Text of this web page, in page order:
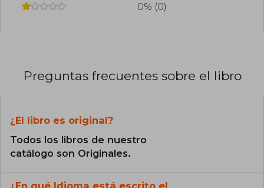
0% (0)
Preguntas frecuentes sobre el libro
¿El libro es original?
Todos los libros de nuestro
catálogo son Originales.
¿En qué Idioma está escrito el